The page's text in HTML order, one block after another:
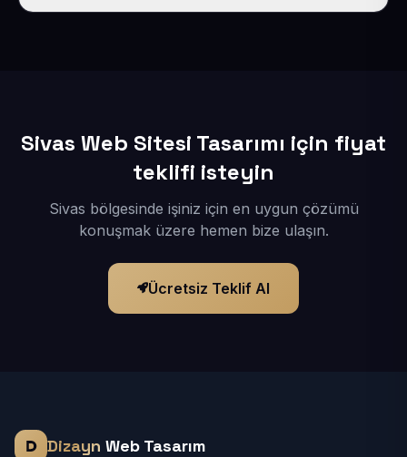
Sivas Web Sitesi Tasarımı için fiyat
teklifi isteyin
Sivas bölgesinde işiniz için en uygun çözümü
konuşmak üzere hemen bize ulaşın.
Ücretsiz Teklif Al
Dizayn Web Tasarım